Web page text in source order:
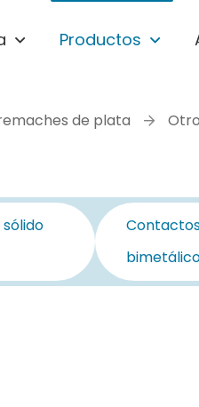
Productos
de plata